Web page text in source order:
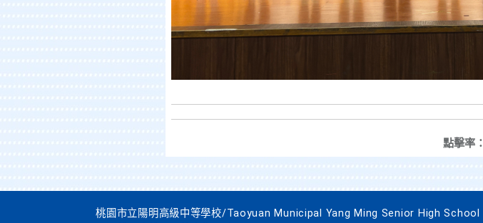
點擊率：
桃園市立陽明高級中等學校/Taoyuan Municipal Yang Ming Senior High School